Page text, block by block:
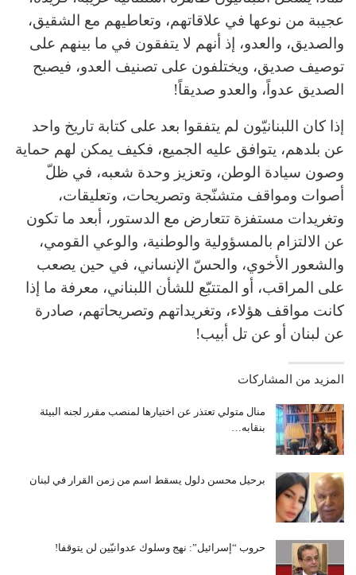
عجيبة من نوعها في علاقاتهم، وتعاطيهم مع الشقيق،
والصديق، والعدو، إذ أنهم لا يتفقون في ما بينهم على
توصيف صديق، ويختلفون على تصنيف العدو، فيصبح
الصديق عدواً، والعدو صديقاً!
إذا كان اللبنانيّون لم يتفقوا بعد على كتابة تاريخ واحد
عن بلدهم، يتوافق عليه الجميع، فكيف يمكن لهم حماية
وصون سيادة الوطن، وتعزيز وحدة شعبه، في ظلّ
أصوات ومواقف متشنّجة وتصريحات، وتعليقات،
وتغريدات مستفزة تتعارض مع الدستور، أبعد ما تكون
عن الالتزام بالمسؤولية والوطنية، والوعي القومي،
والشعور الأخوي، والحسّ الإنساني، في حين يصعب
على المراقب، أو المتتبّع للشأن اللبناني، معرفة ما إذا
كانت مواقف هؤلاء، وتغريداتهم وتصريحاتهم، صادرة
عن لبنان أو عن تل أبيب!
المزيد من المشاركات
منال متولي تعتذر عن اختيارها لمنصب مقرر لجنه البيئة
بنقابه…
برحيل محسن دلول يسقط اسم من زمن القرار في لبنان
حروب “إسرائيل”: نهج وسلوك عدوانيّين لن يتوقفا!